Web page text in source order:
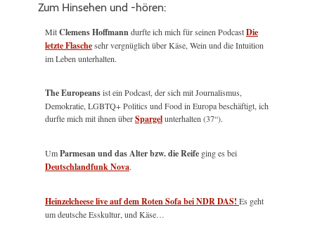
Zum Hinsehen und -hören:
MitClemens Hoffmanndurfte ich mich für seinen PodcastDie
letzte Flaschesehr vergnüglich über Käse, Wein und die Intuition
im Leben unterhalten.
The Europeansist ein Podcast, der sich mit Journalismus,
Demokratie, LGBTQ+ Politics und Food in Europa beschäftigt, ich
durfte mich mit ihnen überSpargelunterhalten (37“).
UmParmesan und das Alter bzw. die Reife ging es bei
Deutschlandfunk Nova.
Heinzelcheese live auf dem Roten Sofa bei NDR DAS! Es geht
um deutsche Esskultur, und Käse…